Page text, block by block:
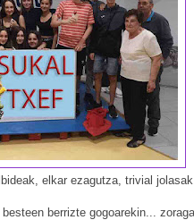
elkar ezagutza, trivial
berrizte gogoarekin...